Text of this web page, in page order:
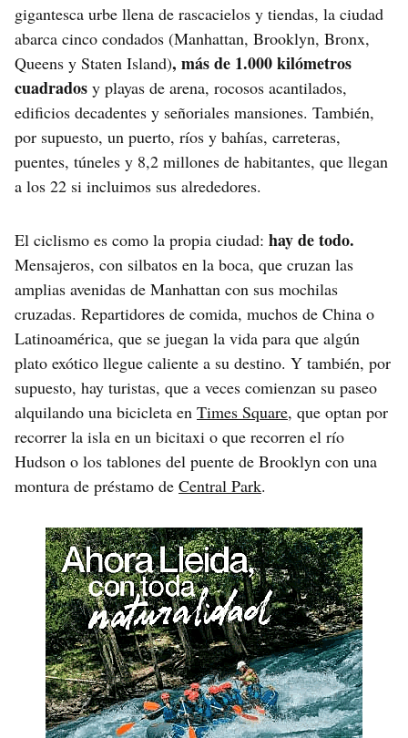
gigantesca urbe llena de rascacielos y tiendas, la ciudad
abarca cinco condados (Manhattan, Brooklyn, Bronx,
Queens y Staten Island), más de 1.000 kilómetros
cuadrados y playas de arena, rocosos acantilados,
edificios decadentes y señoriales mansiones. También,
por supuesto, un puerto, ríos y bahías, carreteras,
puentes, túneles y 8,2 millones de habitantes, que llegan
a los 22 si incluimos sus alrededores.
El ciclismo es como la propia ciudad: hay de todo.
Mensajeros, con silbatos en la boca, que cruzan las
amplias avenidas de Manhattan con sus mochilas
cruzadas. Repartidores de comida, muchos de China o
Latinoamérica, que se juegan la vida para que algún
plato exótico llegue caliente a su destino. Y también, por
supuesto, hay turistas, que a veces comienzan su paseo
alquilando una bicicleta en Times Square, que optan por
recorrer la isla en un bicitaxi o que recorren el río
Hudson o los tablones del puente de Brooklyn con una
montura de préstamo de Central Park.